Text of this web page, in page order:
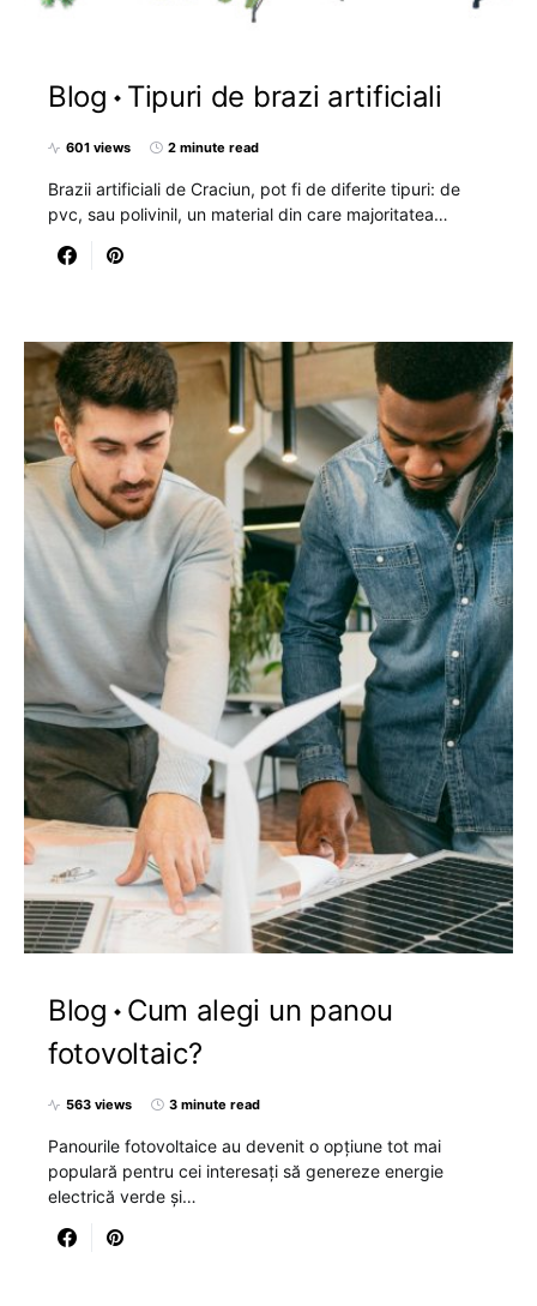
Blog Tipuri de brazi artificiali
601 views 2 minute read
Brazii artificiali de Craciun, pot fi de diferite tipuri: de
pvc, sau polivinil, un material din care majoritatea…
Blog
Cum alegi un panou
fotovoltaic?
563 views 3 minute read
Panourile fotovoltaice au devenit o opțiune tot mai
populară pentru cei interesați să genereze energie
electrică verde și…